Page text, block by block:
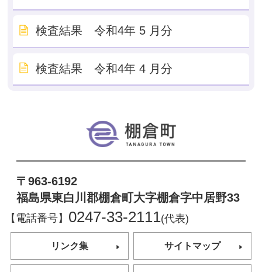
検査結果 令和4年 5 月分
検査結果 令和4年 4 月分
〒963-6192
福島県東白川郡棚倉町大字棚倉字中居野33
【電話番号】 0247-33-2111(代表)
リンク集 サイトマップ